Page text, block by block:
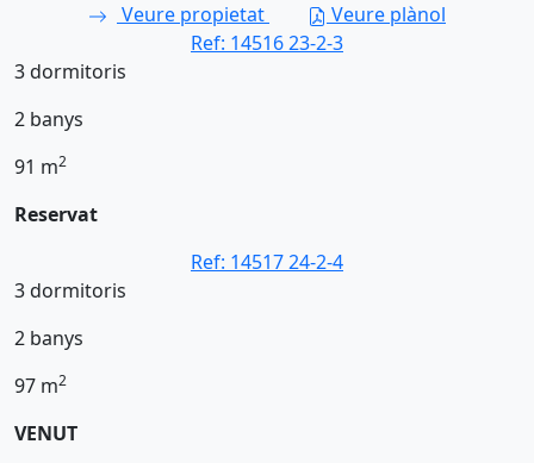
Veure propietat
Veure plànol
Ref: 1451623-2-3
3dormitoris
2 banys
91 m2
Reservat
Ref: 1451724-2-4
3dormitoris
2 banys
97 m2
VENUT